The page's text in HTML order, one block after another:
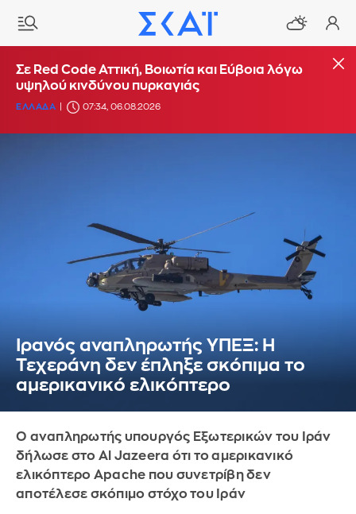
Σε Red Code Αττική, Βοιωτία και Εύβοια λόγω
υψηλού κινδύνου πυρκαγιάς
ΕΛΛΑΔΑ 07:34, 06.08.2026
Ιρανός αναπληρωτής ΥΠΕΞ: Η
Τεχεράνη δεν έπληξε σκόπιμα το
αμερικανικό ελικόπτερο
Ο αναπληρωτής υπουργός Εξωτερικών του Ιράν
δήλωσε στο Al Jazeera ότι το αμερικανικό
ελικόπτερο Apache που συνετρίβη δεν
αποτέλεσε σκόπιμο στόχο του Ιράν